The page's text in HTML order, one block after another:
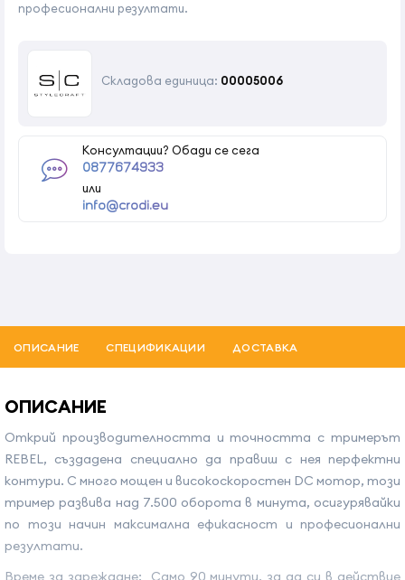
професионални резултати.
Складова единица: 00005006
Консултации? Обади се сега
0877674933
или
info@crodi.eu
ОПИСАНИЕ СПЕЦИФИКАЦИИ ДОСТАВКА
ОПИСАНИЕ
Открий производителността и точността с тримерът
REBEL, създадена специално да правиш с нея перфектни
контури. С много мощен и високоскоростен DC мотор, този
тример развива над 7.500 оборота в минута, осигурявайки
по този начин максимална ефикасност и професионални
резултати.
Време за зареждане: Само 90 минути, за да си в действие